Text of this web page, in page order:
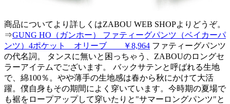
商品についてより詳しくはZABOU WEB SHOPよりどうぞ。
⇒GUNG HO（ガンホー） ファティーグパンツ（ベイカーパ
ンツ）4ポケット オリーブ ￥8,964 ファティーグパンツ
の代名詞。 タンスに無いと困っちゃう、ZABOUのロングセ
ラーアイテムでございます。 バックサテンと呼ばれる生地
で、綿100％。やや薄手の生地感は春から秋にかけて大活
躍。僕自身もその期間によく穿いています。今時期の夏場で
も裾をロープアップして穿いたりと"サマーロングパンツ"と